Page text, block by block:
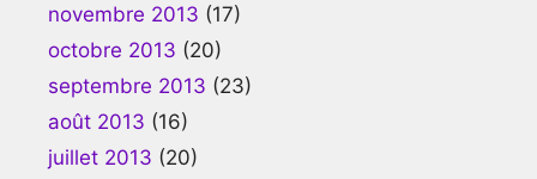
novembre 2013 (17)
octobre 2013 (20)
septembre 2013 (23)
août 2013 (16)
juillet 2013 (20)